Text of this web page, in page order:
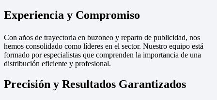
Experiencia y Compromiso
Con años de trayectoria en buzoneo y reparto de publicidad, nos
hemos consolidado como líderes en el sector. Nuestro equipo está
formado por especialistas que comprenden la importancia de una
distribución eficiente y profesional.
Precisión y Resultados Garantizados